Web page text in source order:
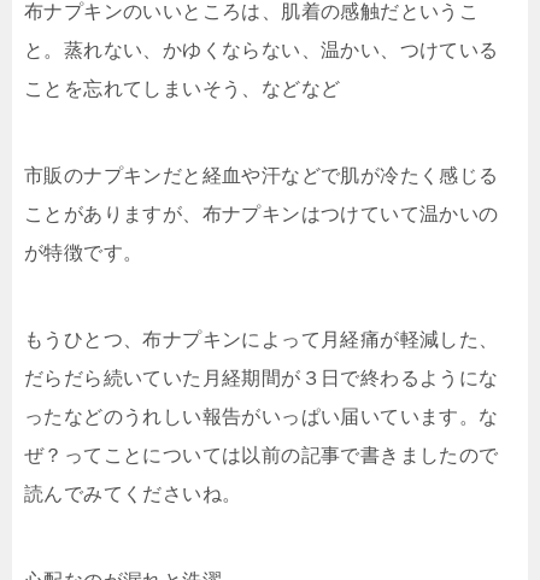
布ナプキンのいいところは、肌着の感触だというこ
と。蒸れない、かゆくならない、温かい、つけている
ことを忘れてしまいそう、などなど
市販のナプキンだと経血や汗などで肌が冷たく感じる
ことがありますが、布ナプキンはつけていて温かいの
が特徴です。
もうひとつ、布ナプキンによって月経痛が軽減した、
だらだら続いていた月経期間が３日で終わるようにな
ったなどのうれしい報告がいっぱい届いています。な
ぜ？ってことについては以前の記事で書きましたので
読んでみてくださいね。